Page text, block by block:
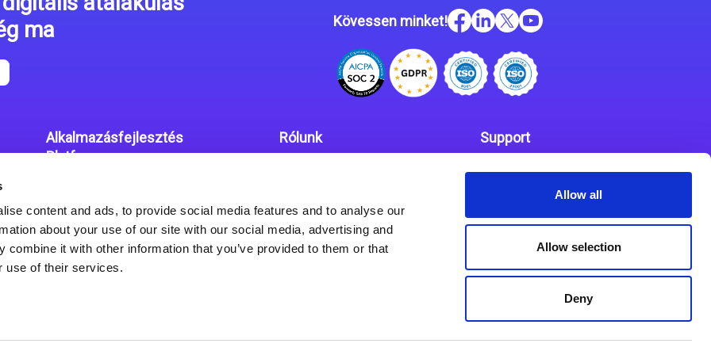
content and ads, to provide social media features and to analyse our
about your use of our site with our social media, advertising and
combine it with other information that you’ve provided to them or that
use of their services.
Allow all
Allow selection
Deny
ma
Kövessen minket!
Alkalmazásfejlesztés
Platform
platform
Magic xpa Web Alkalmazás
Keretrendszer
Rólunk
Support
Kapcsolat